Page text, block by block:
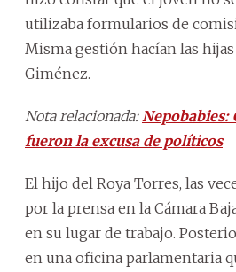
utilizaba formularios de
Misma gestión hacían las
Giménez.
Nota relacionada:
fueron la excusa de políticos
El hijo del Roya Torres, las
por la prensa en la Cámara
en su lugar de trabajo.
en una oficina parlamentaria